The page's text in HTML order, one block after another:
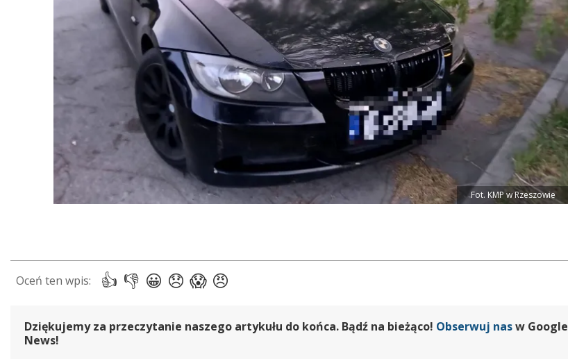
Fot. KMP w Rzeszowie
Dziękujemy za przeczytanie naszego artykułu do końca. Bądź na bieżąco! Obserwuj nasw Google
News!